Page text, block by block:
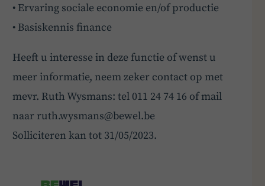
• Ervaring sociale economie en/of productie
• Basiskennis finance
Heeft u interesse in deze functie of wenst u
meer informatie, neem zeker contact op met
mevr. Ruth Wysmans: tel 011 24 74 16 of mail
naar ruth.wysmans@bewel.be
Solliciteren kan tot 31/05/2023.